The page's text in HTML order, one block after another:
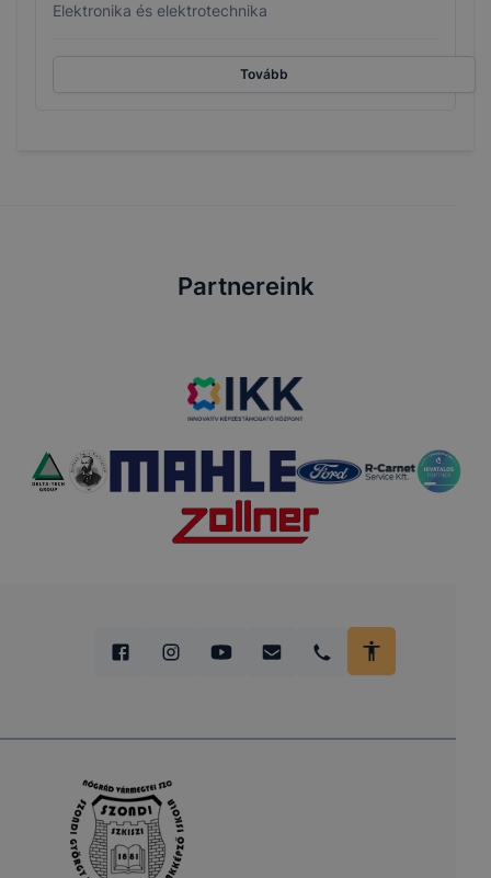
Elektronika és elektrotechnika
Tovább
Partnereink